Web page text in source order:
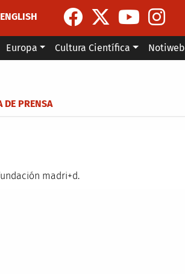
ENGLISH
Europa Cultura Científica Notiweb
ayuda a la navegación
DE PRENSA
madri+d.